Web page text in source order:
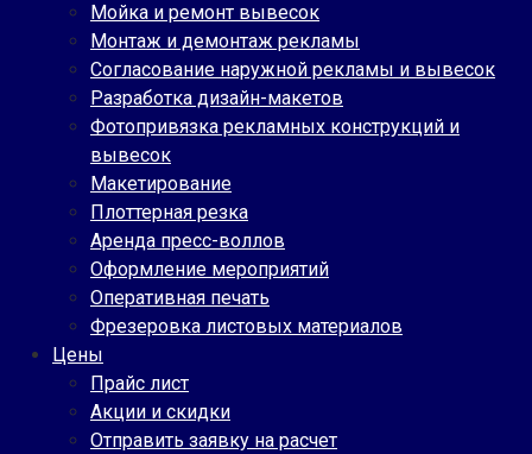
Мойка и ремонт вывесок
Монтаж и демонтаж рекламы
Согласование наружной рекламы и вывесок
Разработка дизайн-макетов
Фотопривязка рекламных конструкций и
вывесок
Макетирование
Плоттерная резка
Аренда пресс-воллов
Оформление мероприятий
Оперативная печать
Фрезеровка листовых материалов
Цены
Прайс лист
Акции и скидки
Отправить заявку на расчет